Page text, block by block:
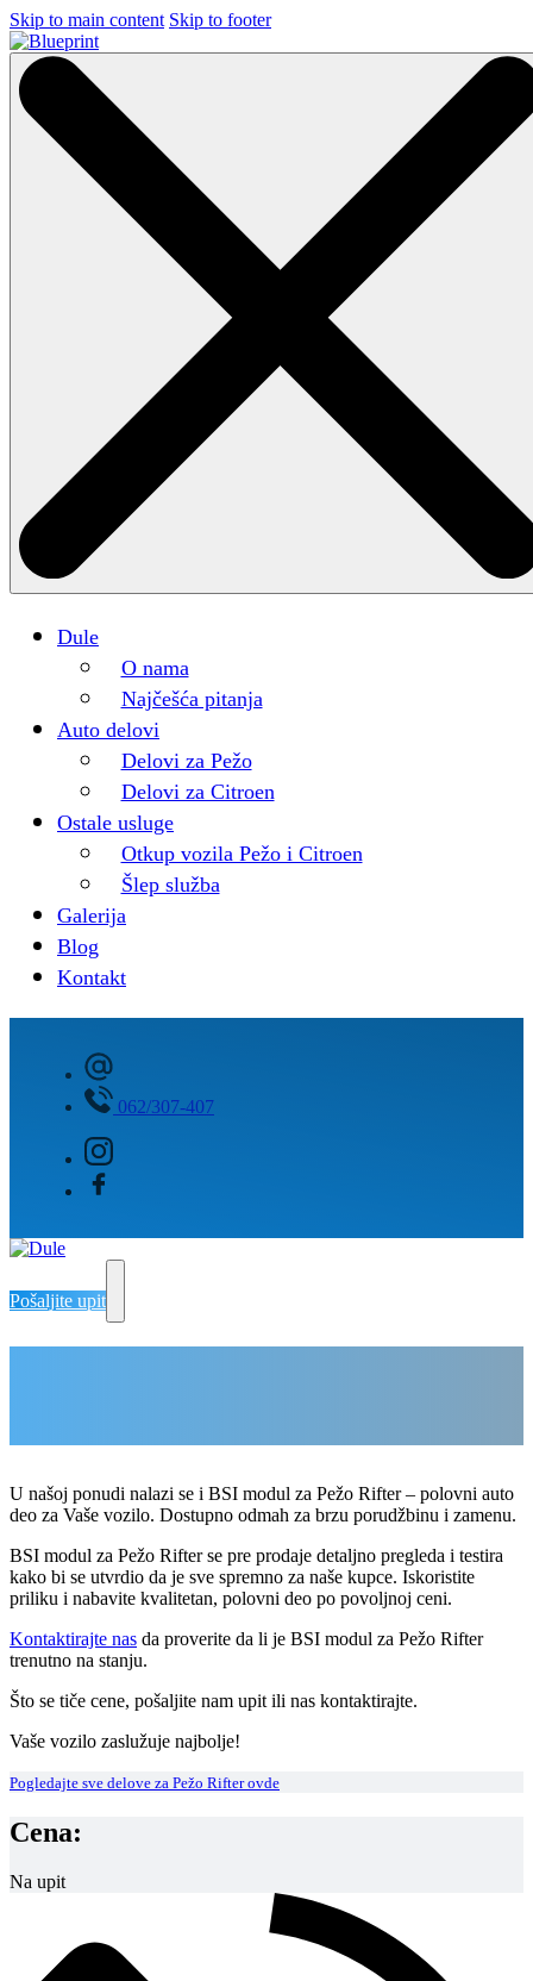
Skip to main content Skip to footer
Dule
O nama
Najčešća pitanja
Auto delovi
Delovi za Pežo
Delovi za Citroen
Ostale usluge
Otkup vozila Pežo i Citroen
Šlep služba
Galerija
Blog
Kontakt
062/307-407
Pošaljite upit
U našoj ponudi nalazi se i BSI modul za Pežo Rifter – polovni auto
deo za Vaše vozilo. Dostupno odmah za brzu porudžbinu i zamenu.
BSI modul za Pežo Rifter se pre prodaje detaljno pregleda i testira
kako bi se utvrdio da je sve spremno za naše kupce. Iskoristite
priliku i nabavite kvalitetan, polovni deo po povoljnoj ceni.
Kontaktirajte nas da proverite da li je BSI modul za Pežo Rifter
trenutno na stanju.
Što se tiče cene, pošaljite nam upit ili nas kontaktirajte.
Vaše vozilo zaslužuje najbolje!
Pogledajte sve delove za Pežo Rifter ovde
Cena:
Na upit